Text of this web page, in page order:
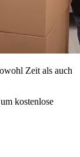
Zeit als auch
kostenlose